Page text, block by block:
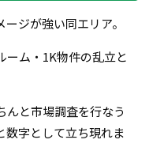
ジが強い同エリア。
ーム・1K物件の乱立と
んと市場調査を行なう
数字として立ち現れま